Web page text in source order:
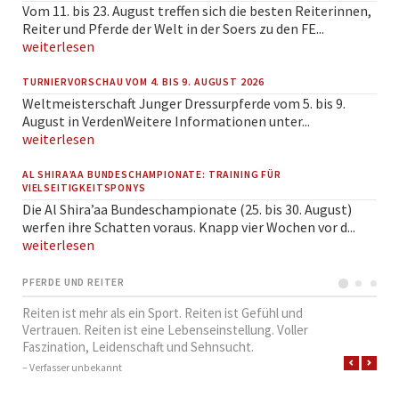
Vom 11. bis 23. August treffen sich die besten Reiterinnen,
Reiter und Pferde der Welt in der Soers zu den FE...
weiterlesen
TURNIERVORSCHAU VOM 4. BIS 9. AUGUST 2026
Weltmeisterschaft Junger Dressurpferde vom 5. bis 9.
August in VerdenWeitere Informationen unter...
weiterlesen
AL SHIRA’AA BUNDESCHAMPIONATE: TRAINING FÜR
VIELSEITIGKEITSPONYS
Die Al Shira’aa Bundeschampionate (25. bis 30. August)
werfen ihre Schatten voraus. Knapp vier Wochen vor d...
weiterlesen
PFERDE UND REITER
Reiten ist mehr als ein Sport. Reiten ist Gefühl und
Vertrauen. Reiten ist eine Lebenseinstellung. Voller
Faszination, Leidenschaft und Sehnsucht.
– Verfasser unbekannt